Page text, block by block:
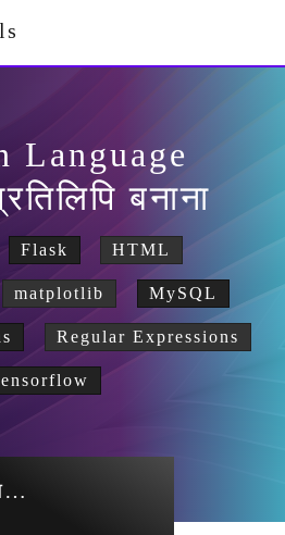
Language
बनाना
Flask HTML
matplotlib MySQL
Regular Expressions